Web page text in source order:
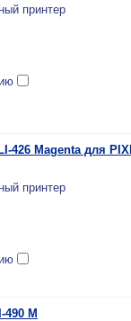
принтер
426 Magenta для
принтер
490 M